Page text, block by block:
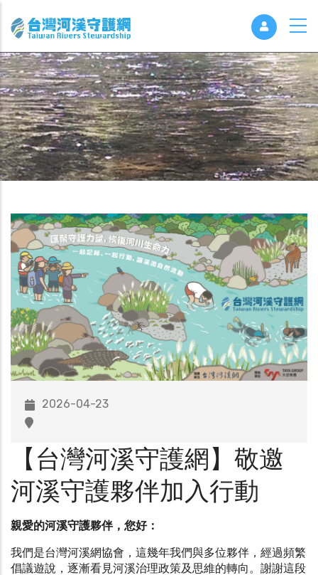
2026-04-23
【台灣河溪守護網】敬邀
河溪守護夥伴加入行動
親愛的河溪守護夥伴，您好：
我們是台灣河溪網協會，這幾年我們與多位夥伴，經過頻繁
倡議遊說，逐漸看見河溪治理政策及思維的轉向。謝謝這段